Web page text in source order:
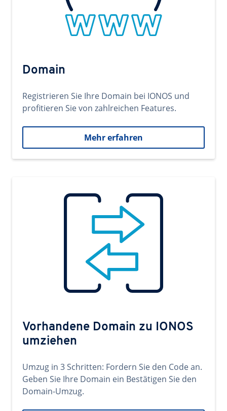
Domain
Registrieren Sie Ihre Domain bei IONOS und
profitieren Sie von zahlreichen Features.
Mehr erfahren
Vorhandene Domain zu IONOS
umziehen
Umzug in 3 Schritten: Fordern Sie den Code an.
Geben Sie Ihre Domain ein Bestätigen Sie den
Domain-Umzug.